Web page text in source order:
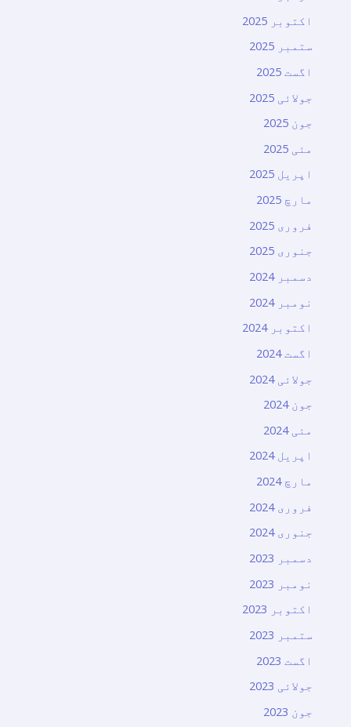
اکتوبر 2025
ستمبر 2025
اگست 2025
جولائی 2025
جون 2025
مئی 2025
اپریل 2025
مارچ 2025
فروری 2025
جنوری 2025
دسمبر 2024
نومبر 2024
اکتوبر 2024
اگست 2024
جولائی 2024
جون 2024
مئی 2024
اپریل 2024
مارچ 2024
فروری 2024
جنوری 2024
دسمبر 2023
نومبر 2023
اکتوبر 2023
ستمبر 2023
اگست 2023
جولائی 2023
جون 2023